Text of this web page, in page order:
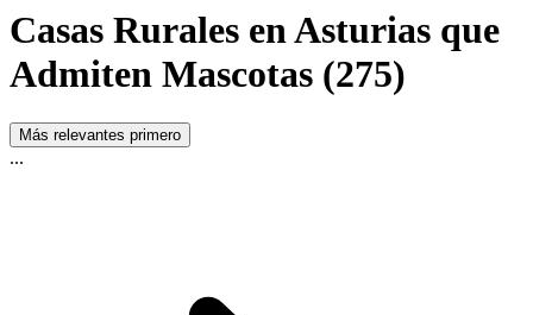
Casas Rurales en Asturias que
Admiten Mascotas (275)
Más relevantes primero
...